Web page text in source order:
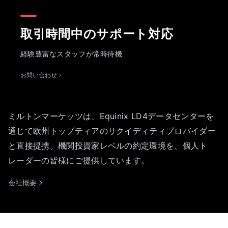
取引時間中のサポート対応
経験豊富なスタッフが常時待機
お問い合わせ
ミルトンマーケッツは、Equinix LD4データセンターを
通じて欧州トップティアのリクイディティプロバイダー
と直接提携。機関投資家レベルの約定環境を、個人ト
レーダーの皆様にご提供しています。
会社概要